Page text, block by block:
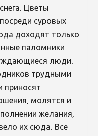
Цветы
суровых
доходят только
паломники
люди.
трудными
приносят
молятся и
желания,
их сюда. Все